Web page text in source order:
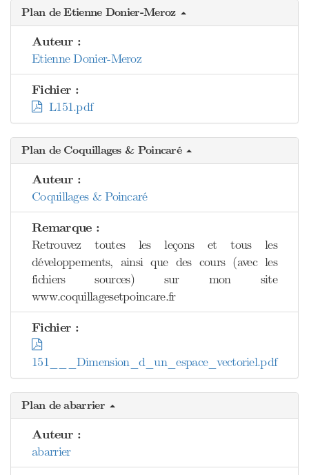
Plan de Etienne Donier-Meroz
Auteur :
Etienne Donier-Meroz
Fichier :
L151.pdf
Plan de Coquillages & Poincaré
Auteur :
Coquillages & Poincaré
Remarque :
Retrouvez toutes les leçons et tous les
développements, ainsi que des cours (avec les
fichiers sources) sur mon site
www.coquillagesetpoincare.fr
Fichier :
151___Dimension_d_un_espace_vectoriel.pdf
Plan de abarrier
Auteur :
abarrier